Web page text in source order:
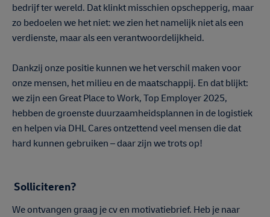
bedrijf ter wereld. Dat klinkt misschien opschepperig, maar
zo bedoelen we het niet: we zien het namelijk niet als een
verdienste, maar als een verantwoordelijkheid.
Dankzij onze positie kunnen we het verschil maken voor
onze mensen, het milieu en de maatschappij. En dat blijkt:
we zijn een Great Place to Work, Top Employer 2025,
hebben de groenste duurzaamheidsplannen in de logistiek
en helpen via DHL Cares ontzettend veel mensen die dat
hard kunnen gebruiken – daar zijn we trots op!
Solliciteren?
We ontvangen graag je cv en motivatiebrief. Heb je naar